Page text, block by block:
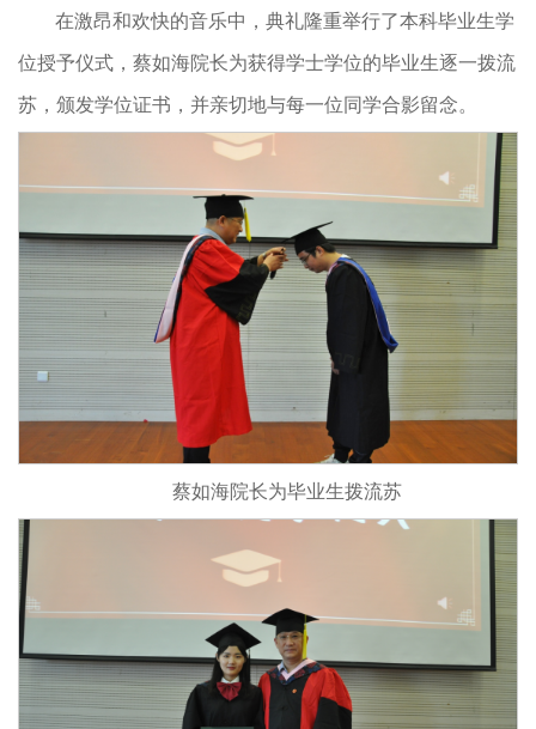
在激昂和欢快的音乐中，典礼隆重举行了本科毕业生学
位授予仪式，蔡如海院长为获得学士学位的毕业生逐一拨流
苏，颁发学位证书，并亲切地与每一位同学合影留念。
蔡如海院长为毕业生拨流苏